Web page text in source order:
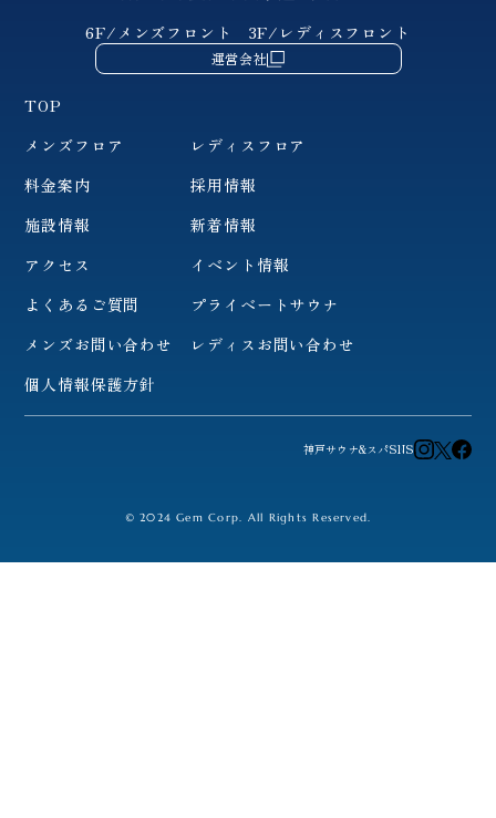
6F/メンズフロント 3F/レディスフロント
運営会社
TOP
メンズフロア
料金案内
施設情報
アクセス
よくあるご質問
メンズお問い合わせ
個人情報保護方針
レディスフロア
採用情報
新着情報
イベント情報
プライベートサウナ
レディスお問い合わせ
神戸サウナ&スパSNS
© 2024 Gem Corp. All Rights Reserved.